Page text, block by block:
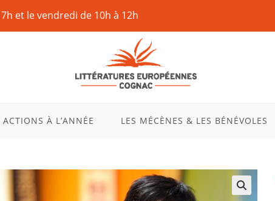
et le vendredi de 10h à 12h
ACTIONS À L’ANNÉE LES MÉCÈNES & LES BÉNÉVOLES